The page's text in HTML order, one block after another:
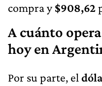
compra y$908,62
A cuánto
hoy en
Por su parte, el